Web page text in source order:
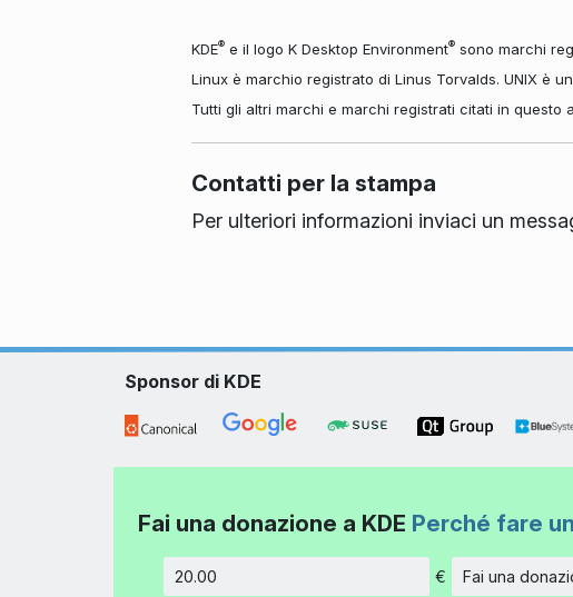
KDE® e il logo K Desktop Environment® sono marchi
Linux è marchio registrato di Linus Torvalds. UNIX è
Tutti gli altri marchi e marchi registrati citati in
Contatti per la stampa
Per ulteriori informazioni inviaci un
Sponsor di KDE
Fai una donazione a KDE Perché fare
Importo
€ Fai una